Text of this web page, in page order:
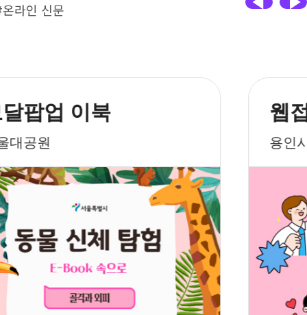
라인 신문
팝업 이북
대공원
웹
용인